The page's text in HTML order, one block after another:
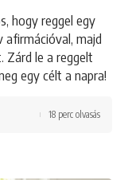
hogy reggel egy
afirmációval, majd
Zárd le a reggelt
egy célt a napra!
18 perc olvasás